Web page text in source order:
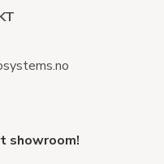
showroom!